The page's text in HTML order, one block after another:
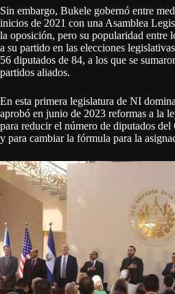
Sin embargo, Bukele gobernó entre
inicios de 2021 con una Asamblea
la oposición, pero su popularidad entre
a su partido en las elecciones
56 diputados de 84, a los que se
partidos aliados.
En esta primera legislatura de NI
aprobó en junio de 2023 reformas a la
para reducir el número de diputados del
y para cambiar la fórmula para la